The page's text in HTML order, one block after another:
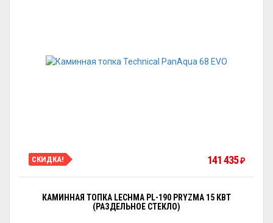
СКИДКА! 141 435 ₽
КАМИННАЯ ТОПКА LECHMA PL-190 PRYZMA 15 КВТ
(РАЗДЕЛЬНОЕ СТЕКЛО)